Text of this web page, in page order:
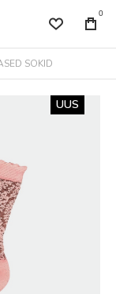
0
SOKID
UUS